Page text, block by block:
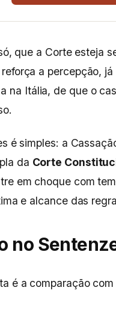
que a Corte esteja
a percepção,
na Itália, de que o
é simples: a
da Corte
em choque com
e alcance das
no
é a comparação